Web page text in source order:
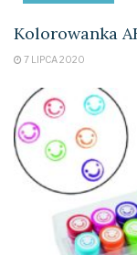
Kolorowanka
7 LIPCA 2020